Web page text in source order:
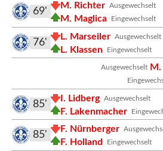
Ausgewechselt
M. Richter
Eingewechselt
M. Maglica
69'
Ausgewechselt
L. Marseiler
Eingewechselt
L. Klassen
76'
Ausgewechselt
Ausgewechselt
I. Lidberg
F. Lakenmacher
85'
F. Nürnberger
Eingewechselt
F. Holland
85'